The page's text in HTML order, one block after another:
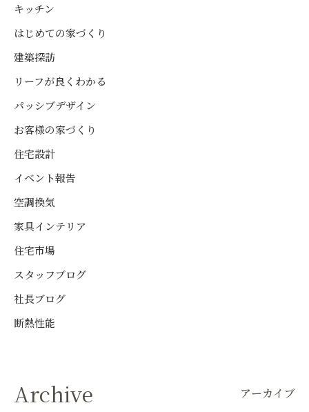
キッチン
はじめての家づくり
建築探訪
リーフが良くわかる
パッシブデザイン
お客様の家づくり
住宅設計
イベント報告
空調換気
家具インテリア
住宅市場
スタッフブログ
社長ブログ
断熱性能
Archive アーカイブ